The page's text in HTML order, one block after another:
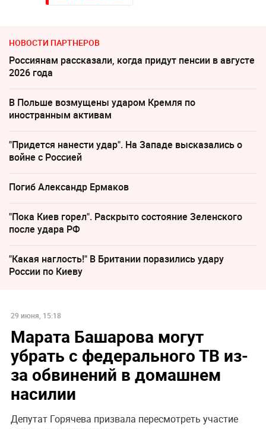
НОВОСТИ ПАРТНЕРОВ
Россиянам рассказали, когда придут пенсии в августе
2026 года
В Польше возмущены ударом Кремля по
иностранным активам
"Придется нанести удар". На Западе высказались о
войне с Россией
Погиб Александр Ермаков
"Пока Киев горел". Раскрыто состояние Зеленского
после удара РФ
"Какая наглость!" В Британии поразились удару
России по Киеву
29 июня, 15:18
Марата Башарова могут
убрать с федерального ТВ из-
за обвинений в домашнем
насилии
Депутат Горячева призвала пересмотреть участие